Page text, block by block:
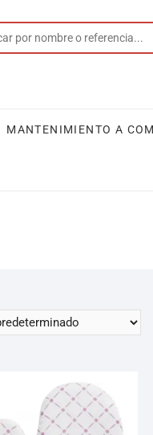
MANTENIMIENTO A